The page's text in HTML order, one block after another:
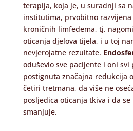
terapija, koja je, u suradnji sa
institutima, prvobitno
kroničnih limfedema, tj.
oticanja djelova tijela, i u toj
nevjerojatne rezultate.
oduševio sve pacijente i oni
postignuta značajna redukcija
četiri tretmana, da više ne
posljedica oticanja tkiva i da
smanjuje.